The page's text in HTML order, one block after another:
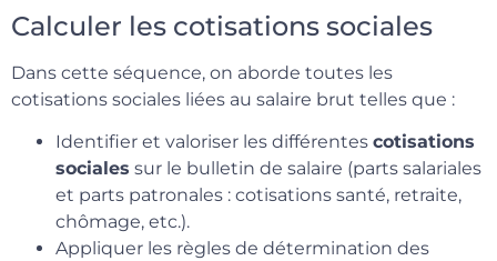
Calculer les cotisations sociales
Dans cette séquence, on aborde toutes les
cotisations sociales liées au salaire brut telles que :
Identifier et valoriser les différentes cotisations
sociales sur le bulletin de salaire (parts salariales
et parts patronales : cotisations santé, retraite,
chômage, etc.).
Appliquer les règles de détermination des